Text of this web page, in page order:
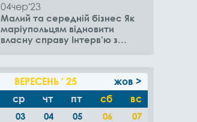
04чер'23
Малий та середній бізнес Як
маріупольцям відновити
власну справу Інтерв’ю з
ВЕРЕСЕНЬ ' 25
жов >
ср чт пт сб вс
03 04 05 06
07